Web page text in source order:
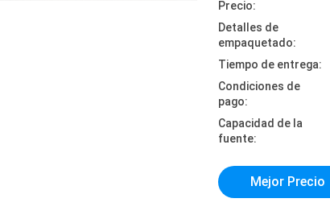
Precio:
Detalles de
empaquetado:
Tiempo de entrega:
Condiciones de
pago:
Capacidad de la
fuente:
Mejor Precio